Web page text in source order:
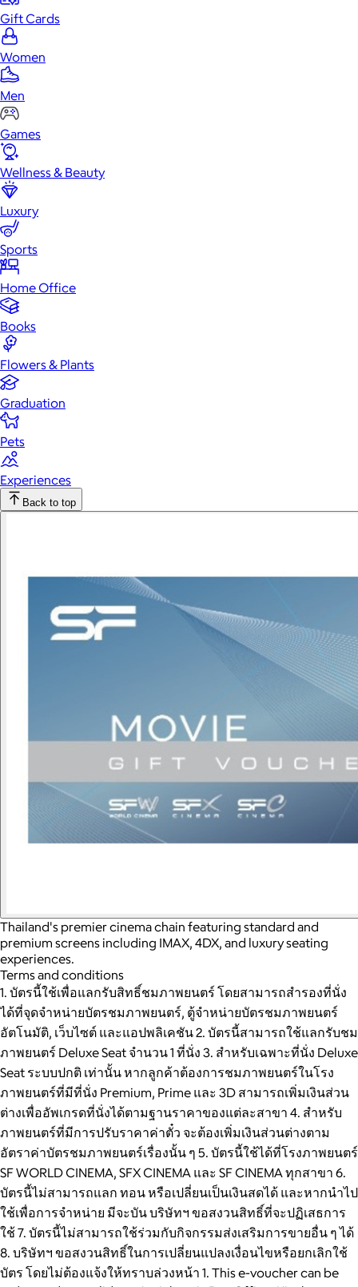
Gift Cards
Women
Men
Games
Wellness & Beauty
Luxury
Sports
Home Office
Books
Flowers & Plants
Graduation
Pets
Experiences
Back to top
Thailand's premier cinema chain featuring standard and
premium screens including IMAX, 4DX, and luxury seating
experiences.
Terms and conditions
1. บัตรนี้ใช้เพื่อแลกรับสิทธิ์ชมภาพยนตร์ โดยสามารถสำรองที่นั่ง
ได้ที่จุดจำหน่ายบัตรชมภาพยนตร์, ตู้จำหน่ายบัตรชมภาพยนตร์
อัตโนมัติ, เว็บไซต์ และแอปพลิเคชัน 2. บัตรนี้สามารถใช้แลกรับชม
ภาพยนตร์ Deluxe Seat จำนวน 1 ที่นั่ง 3. สำหรับเฉพาะที่นั่ง Deluxe
Seat ระบบปกติ เท่านั้น หากลูกค้าต้องการชมภาพยนตร์ในโรง
ภาพยนตร์ที่มีที่นั่ง Premium, Prime และ 3D สามารถเพิ่มเงินส่วน
ต่างเพื่ออัพเกรดที่นั่งได้ตามฐานราคาของแต่ละสาขา 4. สำหรับ
ภาพยนตร์ที่มีการปรับราคาค่าตั๋ว จะต้องเพิ่มเงินส่วนต่างตาม
อัตราค่าบัตรชมภาพยนตร์เรื่องนั้น ๆ 5. บัตรนี้ใช้ได้ที่โรงภาพยนตร์
SF WORLD CINEMA, SFX CINEMA และ SF CINEMA ทุกสาขา 6.
บัตรนี้ไม่สามารถแลก ทอน หรือเปลี่ยนเป็นเงินสดได้ และหากนำไป
ใช้เพื่อการจำหน่าย มีจะบัน บริษัทฯ ขอสงวนสิทธิ์ที่จะปฏิเสธการ
ใช้ 7. บัตรนี้ไม่สามารถใช้ร่วมกับกิจกรรมส่งเสริมการขายอื่น ๆ ได้
8. บริษัทฯ ขอสงวนสิทธิ์ในการเปลี่ยนแปลงเงื่อนไขหรือยกเลิกใช้
บัตร โดยไม่ต้องแจ้งให้ทราบล่วงหน้า 1. This e-voucher can be